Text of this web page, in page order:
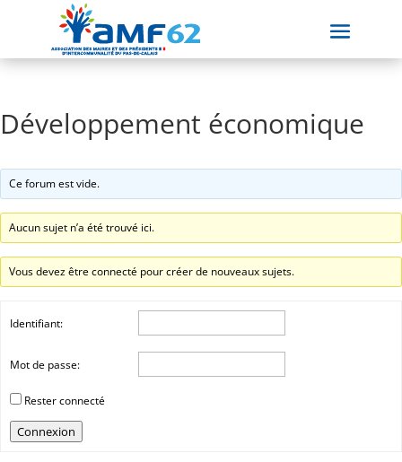
Développement économique
Ce forum est vide.
Aucun sujet n’a été trouvé ici.
Vous devez être connecté pour créer de nouveaux sujets.
Identifiant:
Mot de passe:
Rester connecté
Connexion